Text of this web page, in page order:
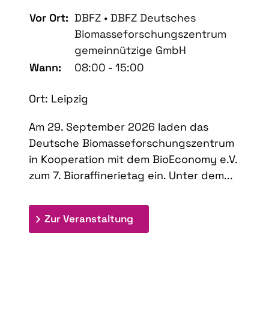
Vor Ort: DBFZ • DBFZ Deutsches
Biomasseforschungszentrum
gemeinnützige GmbH
Wann:
08:00 - 15:00
Ort: Leipzig
Am 29. September 2026 laden das
Deutsche Biomasseforschungszentrum
in Kooperation mit dem BioEconomy e.V.
zum 7. Bioraffinerietag ein. Unter dem...
Zur Veranstaltung